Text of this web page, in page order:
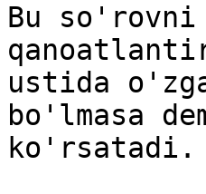
Bu
ustida
bo'lmasa
ko'rsatadi.